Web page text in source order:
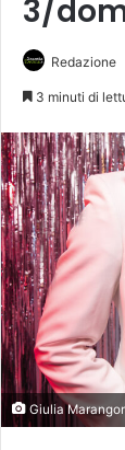
3/
Redazione
3 minuti di
Giulia